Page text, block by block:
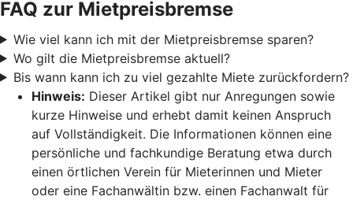
FAQ zur Mietpreisbremse
Wie viel kann ich mit der Mietpreisbremse sparen?
Wo gilt die Mietpreisbremse aktuell?
Bis wann kann ich zu viel gezahlte Miete zurückfordern?
Hinweis: Dieser Artikel gibt nur Anregungen sowie
kurze Hinweise und erhebt damit keinen Anspruch
auf Vollständigkeit. Die Informationen können eine
persönliche und fachkundige Beratung etwa durch
einen örtlichen Verein für Mieterinnen und Mieter
oder eine Fachanwältin bzw. einen Fachanwalt für